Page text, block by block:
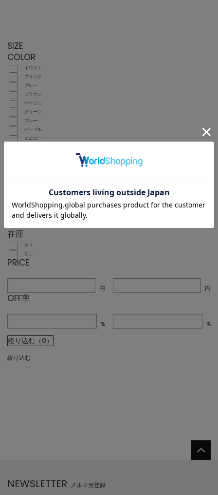
SIZE
COLOR
ホワイト
ブラック
グレー
ブラウン
ベージュ
グリーン
ブルー
パープル
イエロー
こだわり検索
販売タイプ
在庫
あり
なし
PRICE
円 円
OFF率
% %
絞り込む（0）
絞り込む
NEWSLETTER メルマガ登録